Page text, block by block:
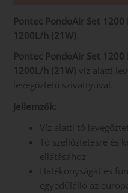
Pontec PondoAir Set
1200L/h (21W)
Pontec PondoAir Set
1200L/h (21W) víz alatti
levegőztető szivattyúval.
Jellemzők:
Víz alatti tó
Tó szellőztetésre és
ellátásához
Hatékonyságát és
egyedülálló az